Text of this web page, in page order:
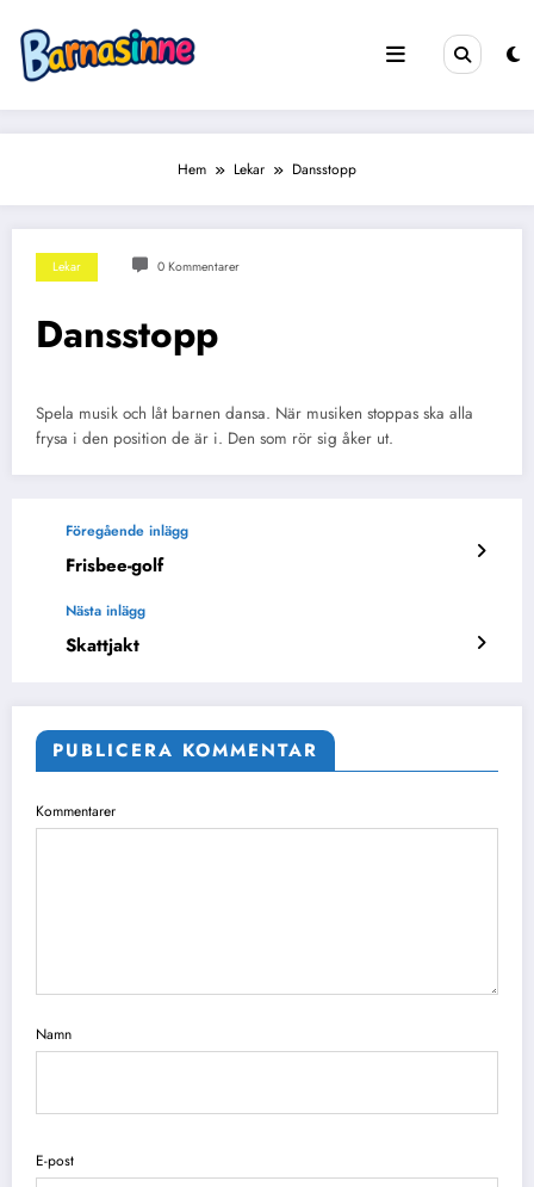
innehåll
Hem Lekar Dansstopp
Lekar 0 Kommentarer
Dansstopp
Spela musik och låt barnen dansa. När musiken stoppas ska alla
frysa i den position de är i. Den som rör sig åker ut.
Föregående inlägg
Frisbee-golf
Nästa inlägg
Skattjakt
PUBLICERA KOMMENTAR
Kommentarer
Namn
E-post